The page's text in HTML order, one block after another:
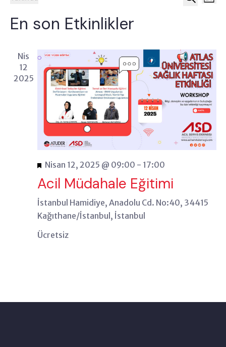
seç.
En son Etkinlikler
Nis
12
2025
Öne
çıkan
Nisan 12, 2025 @ 09:00 - 17:00
Acil Müdahale Eğitimi
İstanbul Hamidiye, Anadolu Cd. No:40, 34415
Kağıthane/İstanbul, İstanbul
Ücretsiz